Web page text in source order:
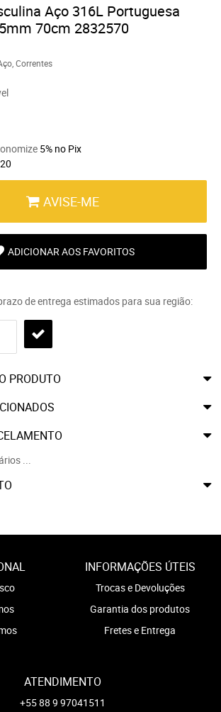
Aço 316L Portuguesa
70cm 2832570
Correntes
5% no Pix
AVISE-ME
ADICIONAR AOS FAVORITOS
de entrega estimados para sua região:
PRODUTO
...
INFORMAÇÕES ÚTEIS
Trocas e Devoluções
Garantia dos produtos
Fretes e Entrega
ATENDIMENTO
+55 88 9 97041511